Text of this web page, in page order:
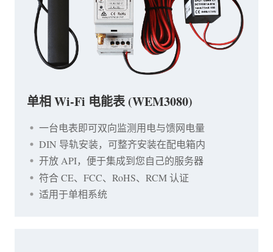
单相 Wi-Fi 电能表 (WEM3080)
一台电表即可双向监测用电与馈网电量
DIN 导轨安装，可整齐安装在配电箱内
开放 API，便于集成到您自己的服务器
符合 CE、FCC、RoHS、RCM 认证
适用于单相系统